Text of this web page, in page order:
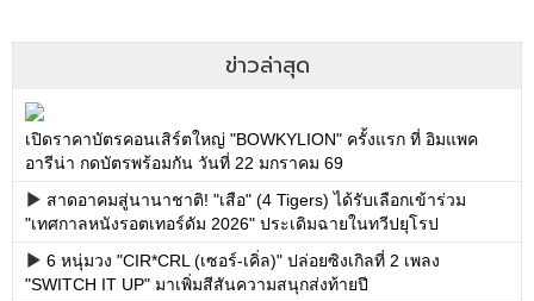
ข่าวล่าสุด
เปิดราคาบัตรคอนเสิร์ตใหญ่ "BOWKYLION" ครั้งแรก ที่ อิมแพค
อารีน่า กดบัตรพร้อมกัน วันที่ 22 มกราคม 69
สาดอาคมสู่นานาชาติ! "เสือ" (4 Tigers) ได้รับเลือกเข้าร่วม
"เทศกาลหนังรอตเทอร์ดัม 2026" ประเดิมฉายในทวีปยุโรป
6 หนุ่มวง "CIR*CRL (เซอร์-เคิ่ล)" ปล่อยซิงเกิลที่ 2 เพลง
"SWITCH IT UP" มาเพิ่มสีสันความสนุกส่งท้ายปี